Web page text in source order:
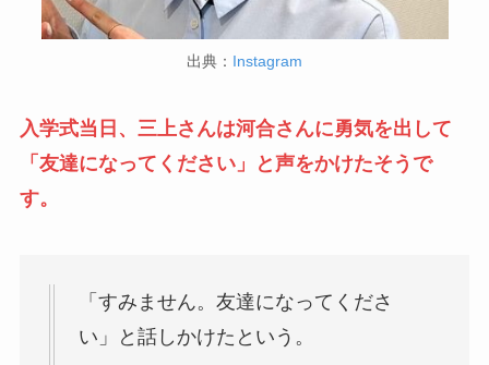
出典： Instagram
入学式当日、三上さんは河合さんに勇気を出して
「友達になってください」と声をかけたそうで
す。
「すみません。友達になってくださ
い」と話しかけたという。